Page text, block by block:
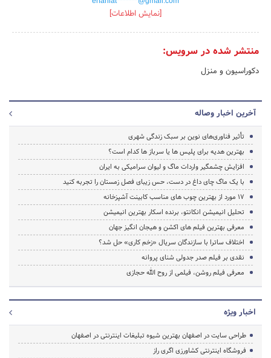
[نمایش اطلاعات]
منتشر شده در سرویس:
دکوراسیون و منزل
آخرین اخبار وصاله
تأثیر فناوری‌های نوین بر سبک زندگی شهری
بهترین هدیه برای پلیس ها یا سرباز ها کدام است؟
افزایش چشمگیر واردات ماگ و لیوان سرامیکی به ایران
با یک ماگ چای داغ در دست، حس زیبای فصل زمستان را تجربه کنید
17 مورد از بهترین چوب های مناسب کابینت آشپزخانه
تحلیل انیمیشن انکانتو، برنده اسکار بهترین انیمیشن
معرفی بهترین فیلم های اکشن و هیجان انگیز جهان
اختلاف ساترا با سازندگان سریال «زخم کاری» حل شد؟
نقدی بر فیلم صدر جدولی شنای پروانه
معرفی فیلم روشن، فیلمی از روح الله حجازی
اخبار ویژه
طراحی سایت در اصفهان بهترین شیوه تبلیغات اینترنتی در اصفهان
فروشگاه اینترنتی کشاورزی اگری راز